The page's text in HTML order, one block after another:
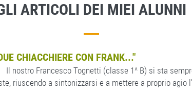
ARTICOLI DEI MIEI ALUNNI
CHIACCHIERE CON FRANK..."
nostro Francesco Tognetti (classe 1^ B) si sta
riuscendo a sintonizzarsi e a mettere a proprio agio